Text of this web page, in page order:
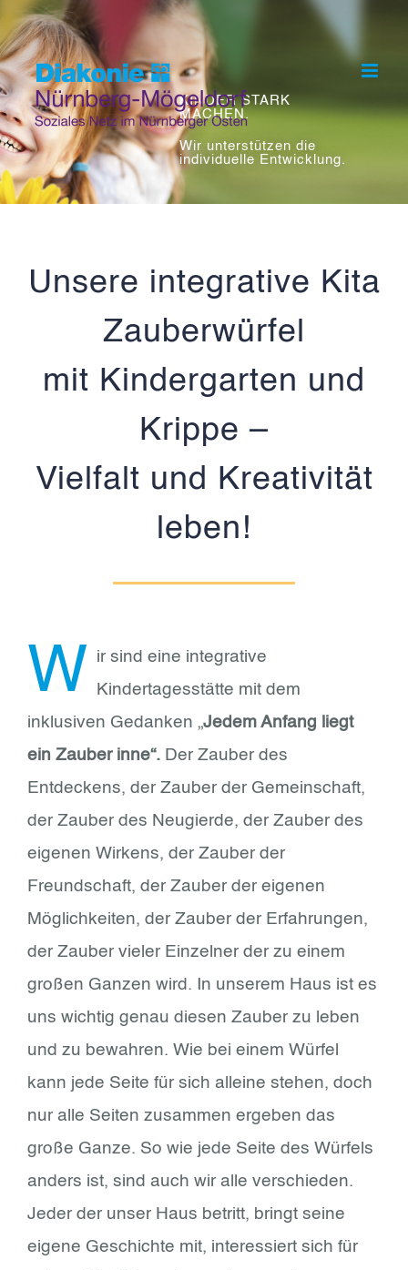
Skip
to
content
KINDER STARK
MACHEN.
Wir unterstützen die
individuelle Entwicklung.
Unsere integrative Kita
Zauberwürfel
mit Kindergarten und
Krippe –
Vielfalt und Kreativität
leben!
W
ir sind eine integrative
Kindertagesstätte mit dem
inklusiven Gedanken „Jedem Anfang liegt
ein Zauber inne“. Der Zauber des
Entdeckens, der Zauber der Gemeinschaft,
der Zauber des Neugierde, der Zauber des
eigenen Wirkens, der Zauber der
Freundschaft, der Zauber der eigenen
Möglichkeiten, der Zauber der Erfahrungen,
der Zauber vieler Einzelner der zu einem
großen Ganzen wird. In unserem Haus ist es
uns wichtig genau diesen Zauber zu leben
und zu bewahren. Wie bei einem Würfel
kann jede Seite für sich alleine stehen, doch
nur alle Seiten zusammen ergeben das
große Ganze. So wie jede Seite des Würfels
anders ist, sind auch wir alle verschieden.
Jeder der unser Haus betritt, bringt seine
eigene Geschichte mit, interessiert sich für